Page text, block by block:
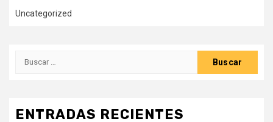
Uncategorized
Buscar:
ENTRADAS RECIENTES